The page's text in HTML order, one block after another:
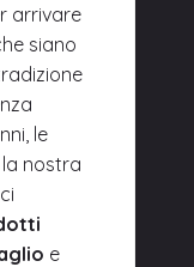
arrivare
siano
le
nostra
e